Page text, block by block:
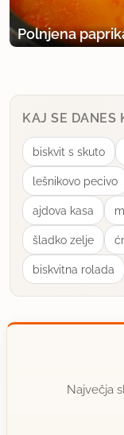
Polnjena
KAJ SE DANES
biskvit s skuto
lešnikovo pecivo
ajdova kasa
šladko zelje
biskvitna rolada
Največja